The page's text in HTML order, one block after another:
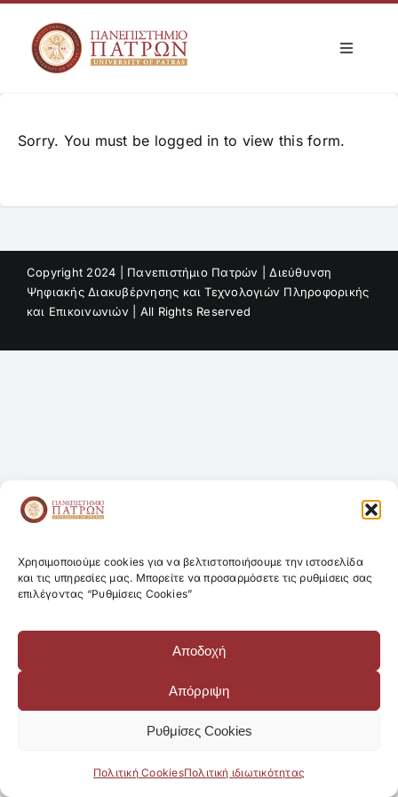
Χρησιμοποιούμε cookies για να βελτιστοποιήσουμε την ιστοσελίδα
και τις υπηρεσίες μας. Μπορείτε να προσαρμόσετε τις ρυθμίσεις σας
επιλέγοντας “Ρυθμίσεις Cookies”
Αποδοχή
Απόρριψη
Ρυθμίσες Cookies
Πολιτική CookiesΠολιτική ιδιωτικότητας
content
Toggle
Μνημόνια Συνεργασίας
Δι-ιδρυματικές Συμφωνίες
Login
Sorry. You must be logged in to view this form.
Copyright 2024 | Πανεπιστήμιο Πατρών | Διεύθυνση
Ψηφιακής Διακυβέρνησης και Τεχνολογιών Πληροφορικής
και Επικοινωνιών | All Rights Reserved